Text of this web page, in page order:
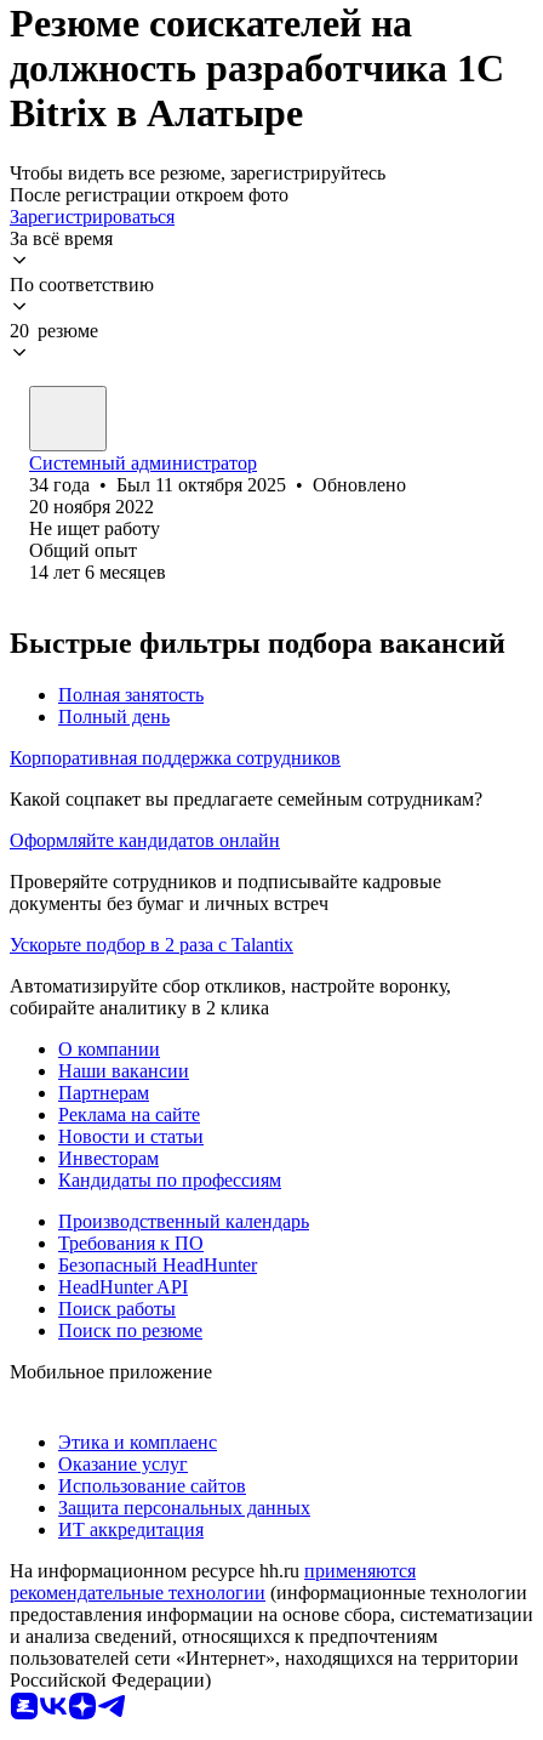
Резюме соискателей на
должность разработчика 1С
Bitrix в Алатыре
Чтобы видеть все резюме, зарегистрируйтесь
После регистрации откроем фото
Зарегистрироваться
За всё время
По соответствию
20 резюме
Системный администратор
34 года • Был 11 октября 2025 • Обновлено
20 ноября 2022
Не ищет работу
Общий опыт
14 лет 6 месяцев
Быстрые фильтры подбора вакансий
Полная занятость
Полный день
Корпоративная поддержка сотрудников
Какой соцпакет вы предлагаете семейным сотрудникам?
Оформляйте кандидатов онлайн
Проверяйте сотрудников и подписывайте кадровые
документы без бумаг и личных встреч
Ускорьте подбор в 2 раза с Talantix
Автоматизируйте сбор откликов, настройте воронку,
собирайте аналитику в 2 клика
О компании
Наши вакансии
Партнерам
Реклама на сайте
Новости и статьи
Инвесторам
Кандидаты по профессиям
Производственный календарь
Требования к ПО
Безопасный HeadHunter
HeadHunter API
Поиск работы
Поиск по резюме
Мобильное приложение
Этика и комплаенс
Оказание услуг
Использование сайтов
Защита персональных данных
ИТ аккредитация
На информационном ресурсе hh.ru применяются
рекомендательные технологии (информационные технологии
предоставления информации на основе сбора, систематизации
и анализа сведений, относящихся к предпочтениям
пользователей сети «Интернет», находящихся на территории
Российской Федерации)